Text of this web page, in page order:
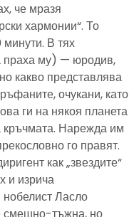
че мразя
хармонии“. То
В тях
праха му) — юродив,
какво представлява
очукани, като
ги на някоя планета
кръчмата. Нарежда им
го правят.
как „звездите“
и изрича
нобелист Ласло